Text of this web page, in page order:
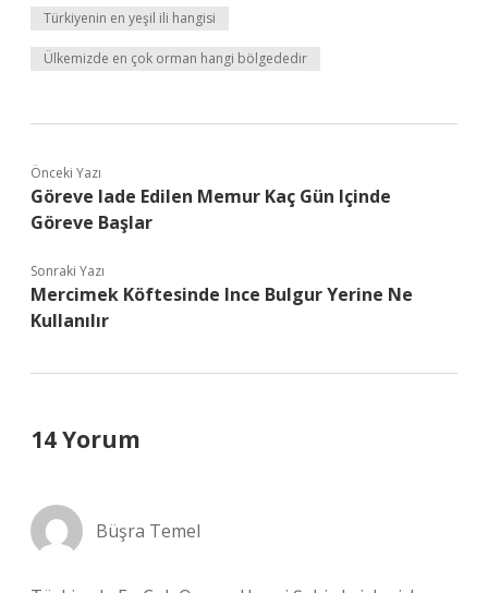
Türkiyenin en yeşil ili hangisi
Ülkemizde en çok orman hangi bölgededir
Önceki Yazı
Göreve Iade Edilen Memur Kaç Gün Içinde
Göreve Başlar
Sonraki Yazı
Mercimek Köftesinde Ince Bulgur Yerine Ne
Kullanılır
14 Yorum
Büşra Temel